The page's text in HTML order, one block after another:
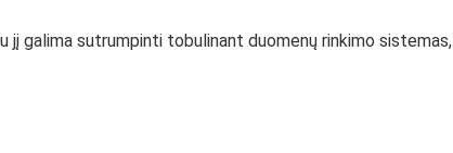
galima sutrumpinti tobulinant duomenų rinkimo sistemas,